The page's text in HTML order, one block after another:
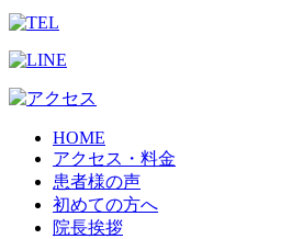
HOME
アクセス・料金
患者様の声
初めての方へ
院長挨拶